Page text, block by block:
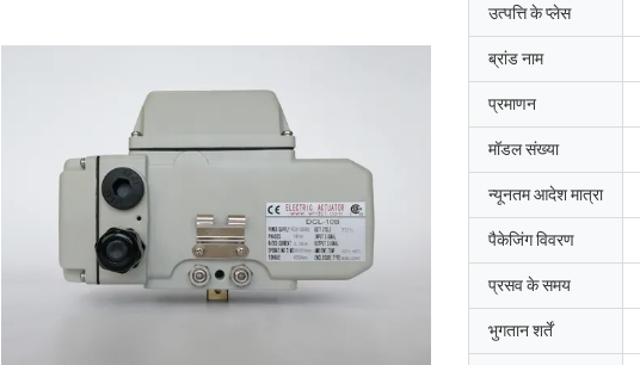
उत्पत्ति के प्लेस
ब्रांड नाम
प्रमाणन
मॉडल संख्या
न्यूनतम आदेश मात्रा
पैकेजिंग विवरण
प्रसव के समय
भुगतान शर्तें